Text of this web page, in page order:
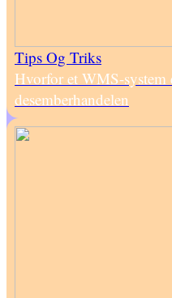
Tips Og Triks
Hvorfor et WMS-system
desemberhandelen